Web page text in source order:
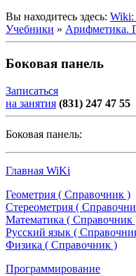
Вы находитесь здесь: Wiki:
Учебники » Арифметика.
Боковая панель
Записаться
на занятия (831) 247 47 55
Боковая панель:
Главная WiKi
Геометрия ( Справочник )
Стереометрия (
Математика ( Справочник
Русский язык (
Физика ( Справочник )
Программирование